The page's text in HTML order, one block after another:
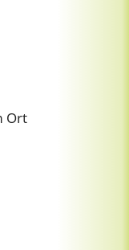
Ort